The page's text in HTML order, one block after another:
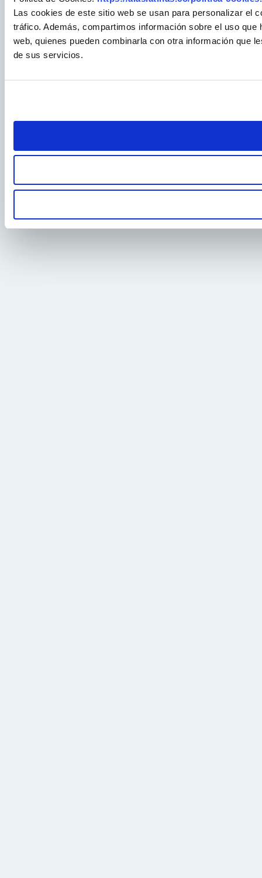
Las cookies de este sitio web se usan para personalizar el
tráfico. Además, compartimos información sobre el uso
web, quienes pueden combinarla con otra información que
de sus servicios.